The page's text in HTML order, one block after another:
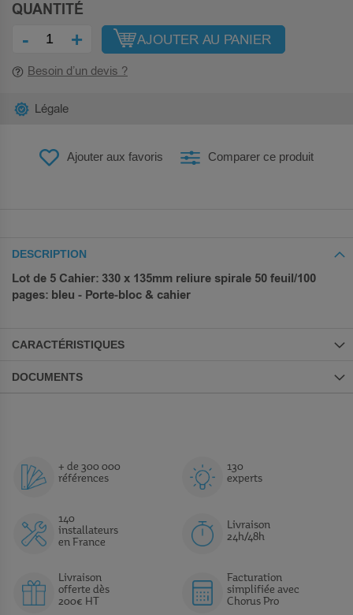
QUANTITÉ
- + AJOUTER AU PANIER
Besoin d’un devis ?
Ajouter aux favoris Comparer ce produit
Légale
DESCRIPTION
Lot de 5 Cahier: 330 x 135mm reliure spirale 50 feuil/100
pages: bleu - Porte-bloc & cahier
CARACTÉRISTIQUES
DOCUMENTS
+ de 300 000
références
130
experts
140
installateurs
en France
Livraison
24h/48h
Livraison
offerte dès
200€ HT
Facturation
simplifiée avec
Chorus Pro